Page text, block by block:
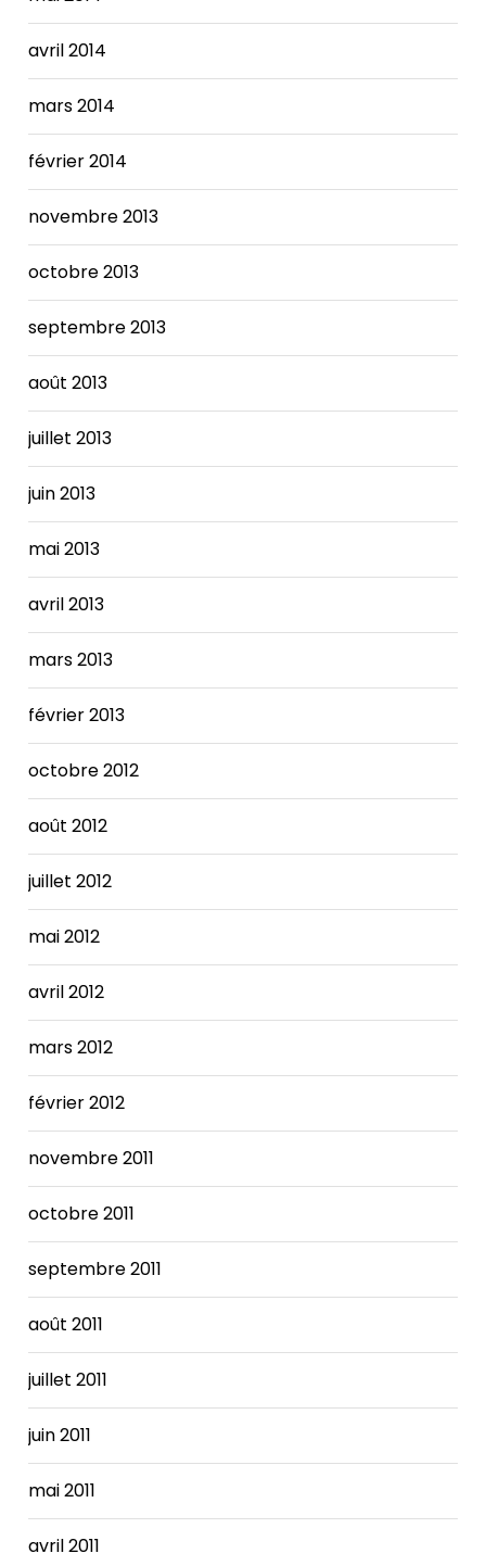
avril 2014
mars 2014
février 2014
novembre 2013
octobre 2013
septembre 2013
août 2013
juillet 2013
juin 2013
mai 2013
avril 2013
mars 2013
février 2013
octobre 2012
août 2012
juillet 2012
mai 2012
avril 2012
mars 2012
février 2012
novembre 2011
octobre 2011
septembre 2011
août 2011
juillet 2011
juin 2011
mai 2011
avril 2011